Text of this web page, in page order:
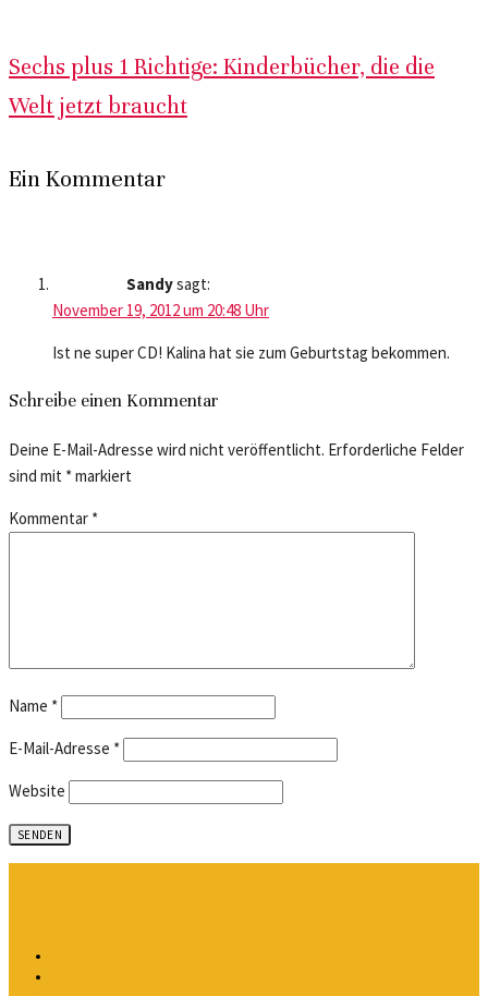
Sechs plus 1 Richtige: Kinderbücher, die die
Welt jetzt braucht
Ein Kommentar
Sandysagt:
November 19, 2012 um 20:48 Uhr
Ist ne super CD! Kalina hat sie zum Geburtstag bekommen.
Schreibe einen Kommentar
Deine E-Mail-Adresse wird nicht veröffentlicht. Erforderliche Felder
sind mit *markiert
Kommentar *
Name *
E-Mail-Adresse *
Website